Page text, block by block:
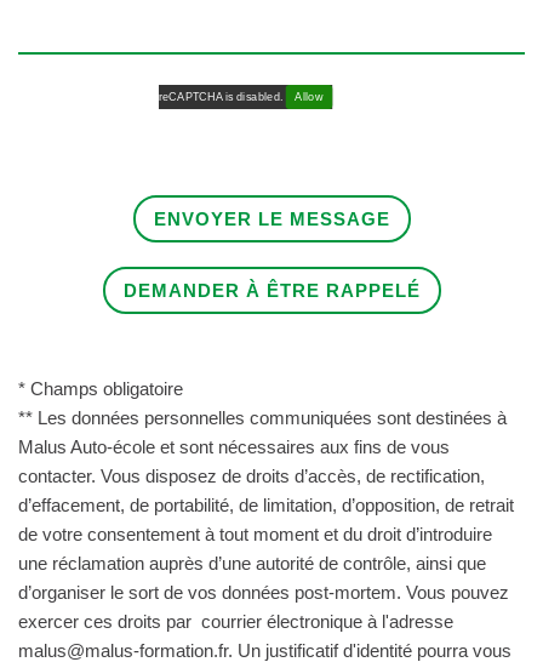
reCAPTCHA is disabled. Allow
ENVOYER LE MESSAGE
DEMANDER À ÊTRE RAPPELÉ
* Champs obligatoire
** Les données personnelles communiquées sont destinées à
Malus Auto-école et sont nécessaires aux fins de vous
contacter. Vous disposez de droits d’accès, de rectification,
d’effacement, de portabilité, de limitation, d’opposition, de retrait
de votre consentement à tout moment et du droit d’introduire
une réclamation auprès d’une autorité de contrôle, ainsi que
d’organiser le sort de vos données post-mortem. Vous pouvez
exercer ces droits par courrier électronique à l'adresse
malus@malus-formation.fr. Un justificatif d'identité pourra vous